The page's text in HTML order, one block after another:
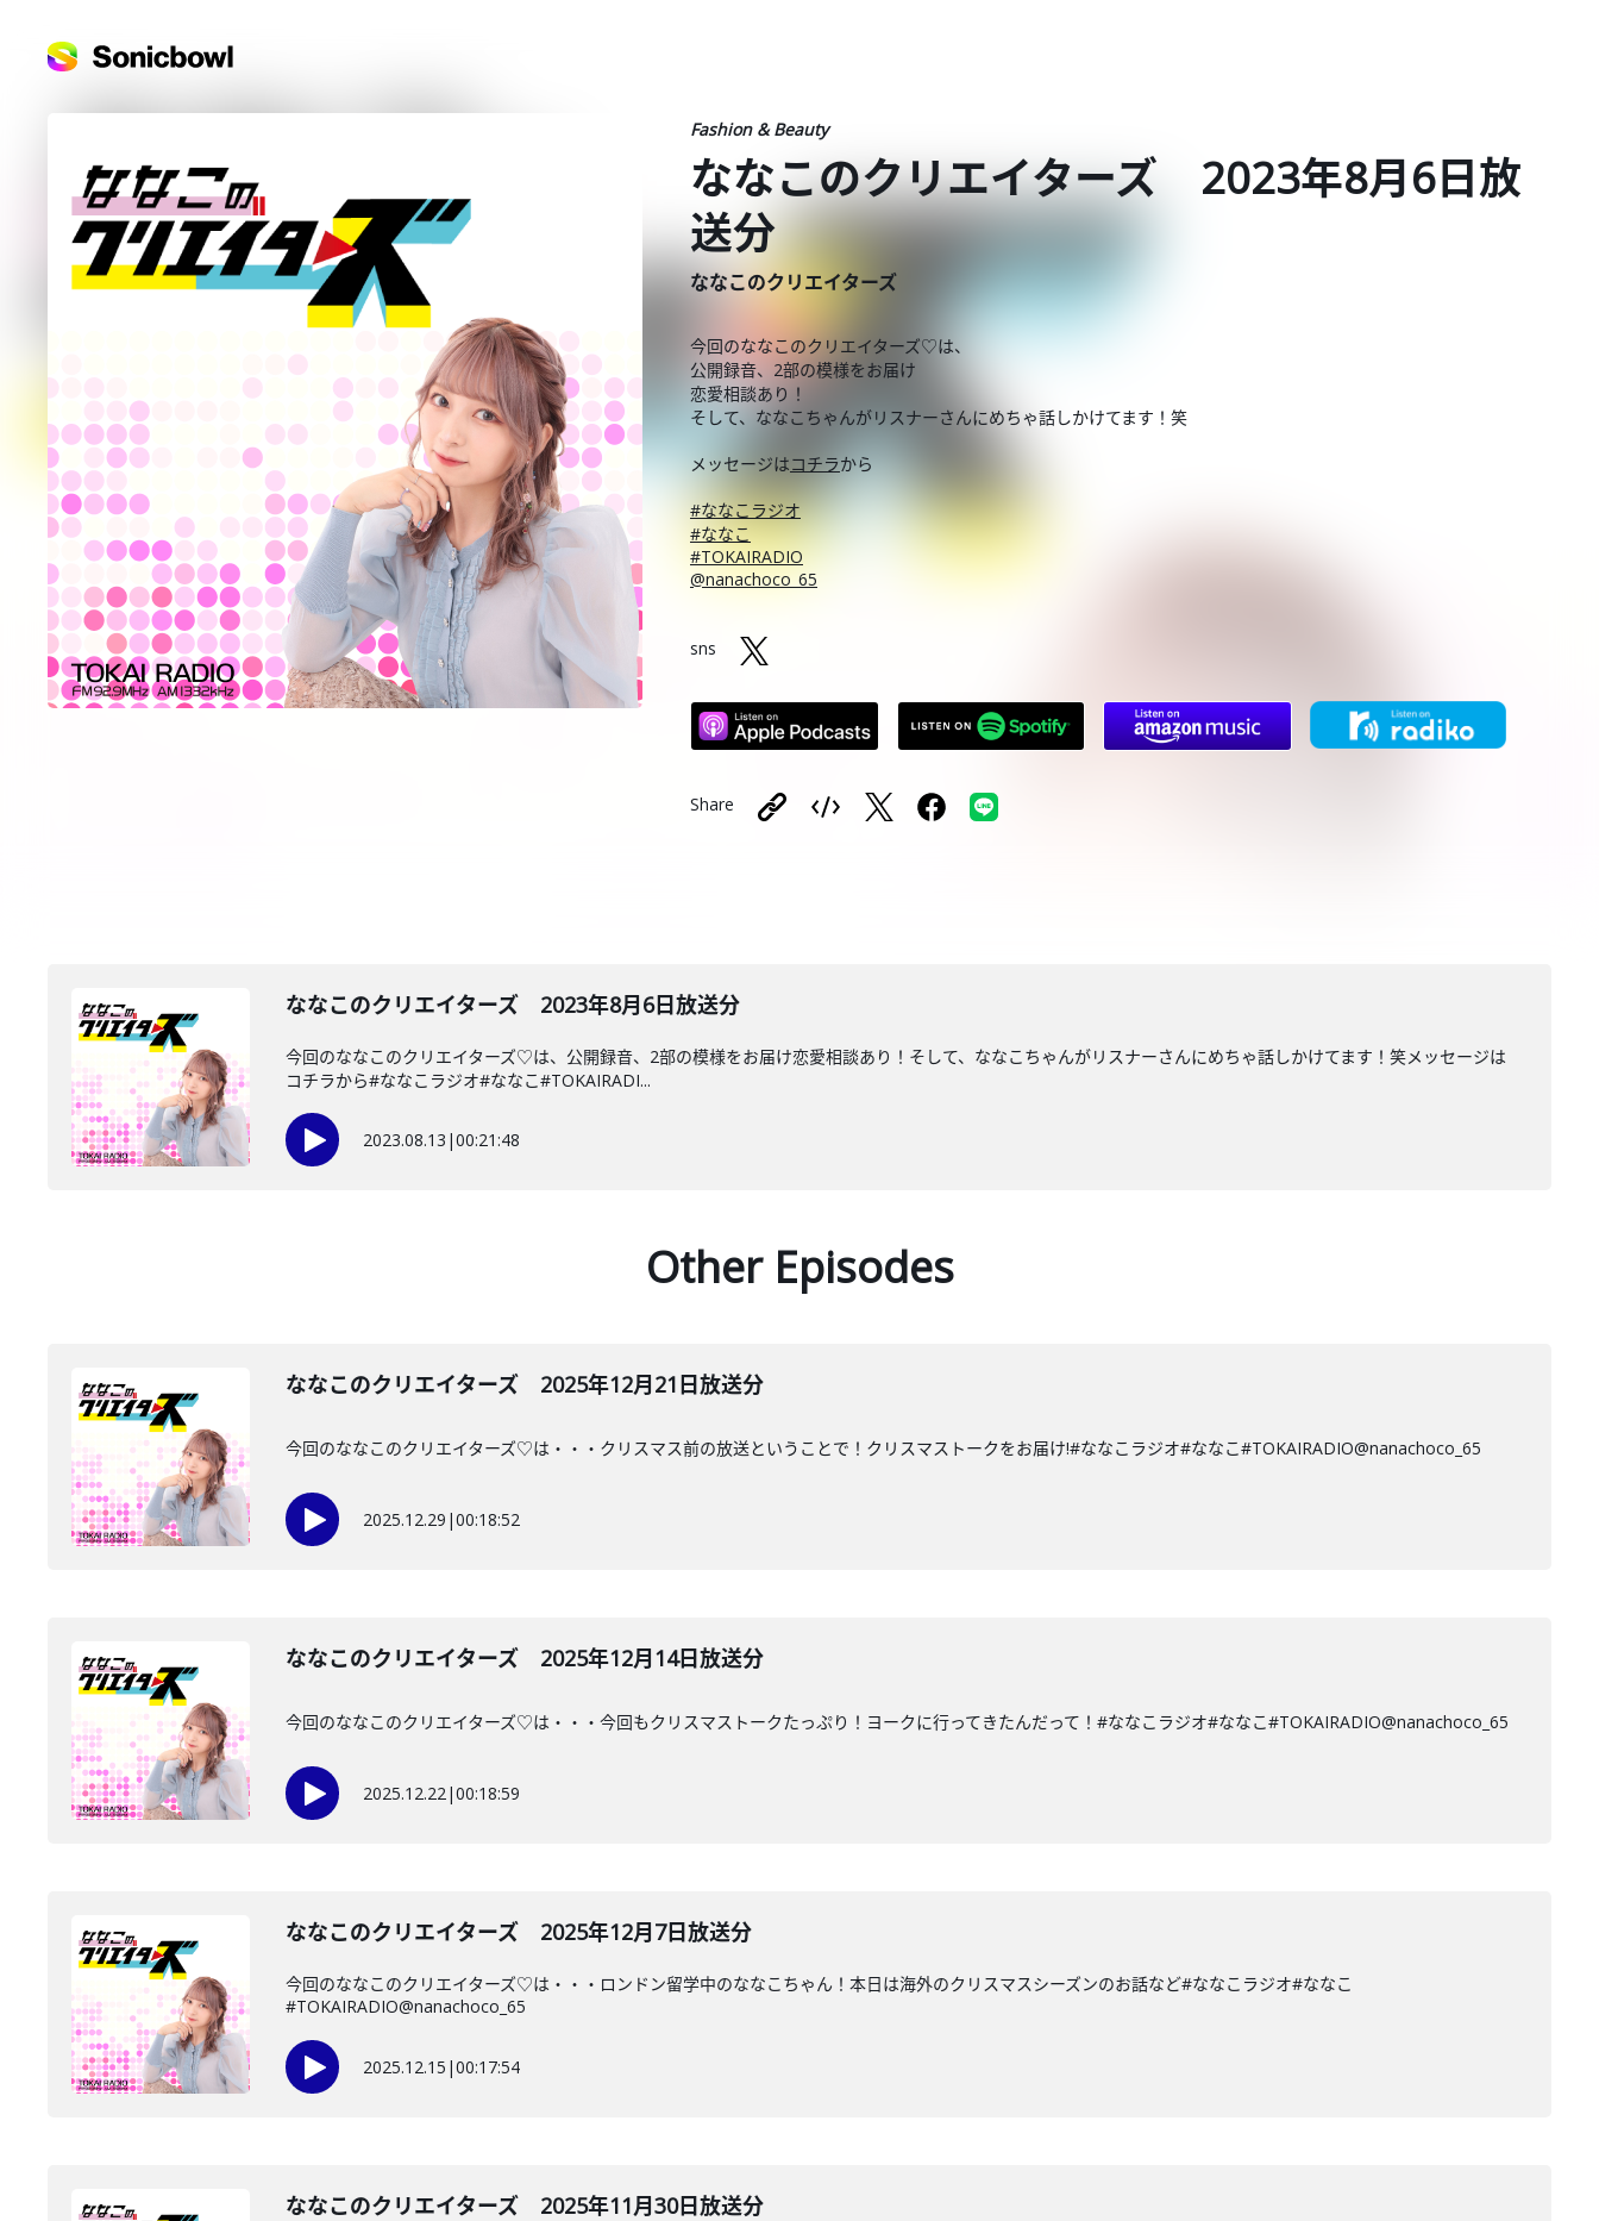
Fashion & Beauty
ななこのクリエイターズ 2023年8月6日放
送分
ななこのクリエイターズ
今回のななこのクリエイターズ♡は、
公開録音、2部の模様をお届け
恋愛相談あり！
そして、ななこちゃんがリスナーさんにめちゃ話しかけてます！笑
メッセージはコチラから
#ななこラジオ
#ななこ
#TOKAIRADIO
@nanachoco_65
sns
Share
ななこのクリエイターズ 2023年8月6日放送分
今回のななこのクリエイターズ♡は、公開録音、2部の模様をお届け恋愛相談あり！そして、ななこちゃんがリスナーさんにめちゃ話しかけてます！笑メッセージは
コチラから#ななこラジオ#ななこ#TOKAIRADI...
2023.08.13 |00:21:48
Other Episodes
ななこのクリエイターズ 2025年12月21日放送分
今回のななこのクリエイターズ♡は・・・クリスマス前の放送ということで！クリスマストークをお届け!#ななこラジオ#ななこ#TOKAIRADIO@nanachoco_65
2025.12.29 |00:18:52
ななこのクリエイターズ 2025年12月14日放送分
今回のななこのクリエイターズ♡は・・・今回もクリスマストークたっぷり！ヨークに行ってきたんだって！#ななこラジオ#ななこ#TOKAIRADIO@nanachoco_65
2025.12.22|00:18:59
ななこのクリエイターズ 2025年12月7日放送分
今回のななこのクリエイターズ♡は・・・ロンドン留学中のななこちゃん！本日は海外のクリスマスシーズンのお話など#ななこラジオ#ななこ
#TOKAIRADIO@nanachoco_65
2025.12.15 |00:17:54
ななこのクリエイターズ 2025年11月30日放送分